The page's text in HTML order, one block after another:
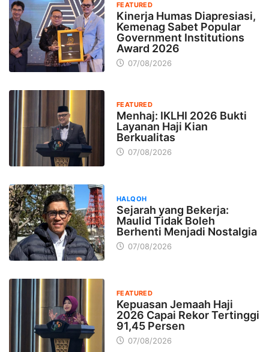
FEATURED
Kinerja Humas Diapresiasi,
Kemenag Sabet Popular
Government Institutions
Award 2026
07/08/2026
FEATURED
Menhaj: IKLHI 2026 Bukti
Layanan Haji Kian
Berkualitas
07/08/2026
HALQOH
Sejarah yang Bekerja:
Maulid Tidak Boleh
Berhenti Menjadi Nostalgia
07/08/2026
FEATURED
Kepuasan Jemaah Haji
2026 Capai Rekor Tertinggi
91,45 Persen
07/08/2026